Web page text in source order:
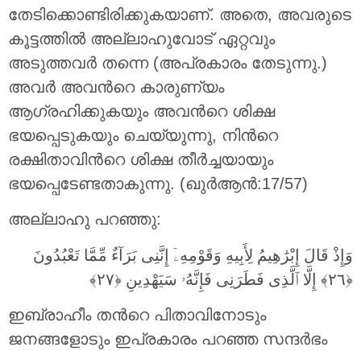
തേടിക്കൊണ്ടിരിക്കുകയാണ്‌. അതെ, അവരുടെ
കൂട്ടത്തില്‍ അല്ലാഹുവോട് ഏറ്റവും
അടുത്തവര്‍ തന്നെ (അപ്രകാരം തേടുന്നു.)
അവര്‍ അവന്‍റെ കാരുണ്യം
ആഗ്രഹിക്കുകയും അവന്‍റെ ശിക്ഷ
ഭയപ്പെടുകയും ചെയ്യുന്നു, നിന്‍റെ
രക്ഷിതാവിന്‍റെ ശിക്ഷ തീര്‍ച്ചയായും
ഭയപ്പെടേണ്ടതാകുന്നു. (ഖുർആൻ:17/57)
അല്ലാഹു പറഞ്ഞു:
وَإِذْ قَالَ إِبْرَٰهِيمُ لِأَبِيهِ وَقَوْمِهِۦٓ إِنَّنِى بَرَآءٌ مِّمَّا تَعْبُدُونَ
ഇബ്രാഹീം തന്‍റെ പിതാവിനോടും
ജനങ്ങളോടും ഇപ്രകാരം പറഞ്ഞ സന്ദര്‍ഭം